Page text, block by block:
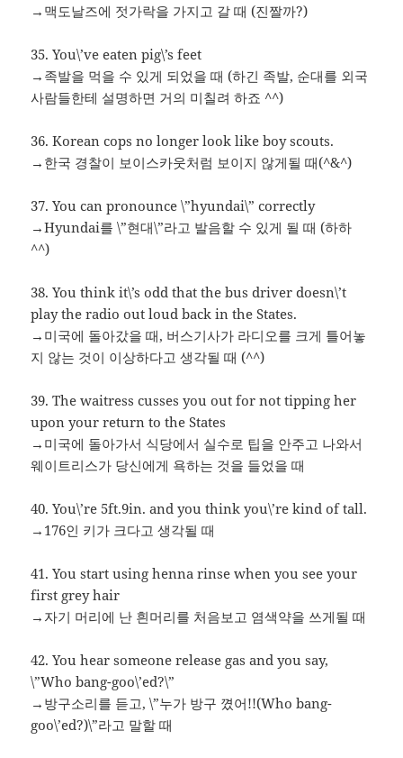
→맥도날즈에 젓가락을 가지고 갈 때 (진짤까?)
35. You\’ve eaten pig\’s feet
→족발을 먹을 수 있게 되었을 때 (하긴 족발, 순대를 외국
사람들한테 설명하면 거의 미칠려 하죠 ^^)
36. Korean cops no longer look like boy scouts.
→한국 경찰이 보이스카웃처럼 보이지 않게될 때(^&^)
37. You can pronounce \”hyundai\” correctly
→Hyundai를 \”현대\”라고 발음할 수 있게 될 때 (하하
^^)
38. You think it\’s odd that the bus driver doesn\’t
play the radio out loud back in the States.
→미국에 돌아갔을 때, 버스기사가 라디오를 크게 틀어놓
지 않는 것이 이상하다고 생각될 때 (^^)
39. The waitress cusses you out for not tipping her
upon your return to the States
→미국에 돌아가서 식당에서 실수로 팁을 안주고 나와서
웨이트리스가 당신에게 욕하는 것을 들었을 때
40. You\’re 5ft.9in. and you think you\’re kind of tall.
→176인 키가 크다고 생각될 때
41. You start using henna rinse when you see your
first grey hair
→자기 머리에 난 흰머리를 처음보고 염색약을 쓰게될 때
42. You hear someone release gas and you say,
\”Who bang-goo\’ed?\”
→방구소리를 듣고, \”누가 방구 꼈어!!(Who bang-
goo\’ed?)\”라고 말할 때